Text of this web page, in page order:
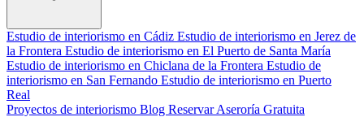
Estudio de interiorismo en Cádiz Estudio de interiorismo en Jerez de
la Frontera Estudio de interiorismo en El Puerto de Santa María
Estudio de interiorismo en Chiclana de la Frontera Estudio de
interiorismo en San Fernando Estudio de interiorismo en Puerto
Real
Proyectos de interiorismo Blog Reservar Aseroría Gratuita